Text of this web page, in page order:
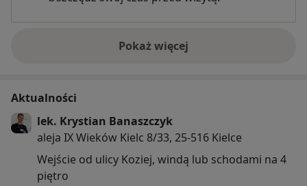
Pokaż więcejo doświadczeniu
Aktualności
lek. Krystian Banaszczyk
aleja IX Wieków Kielc 8/33, 25-516 Kielce
Wejście od ulicy Koziej, windą lub schodami na 4
piętro